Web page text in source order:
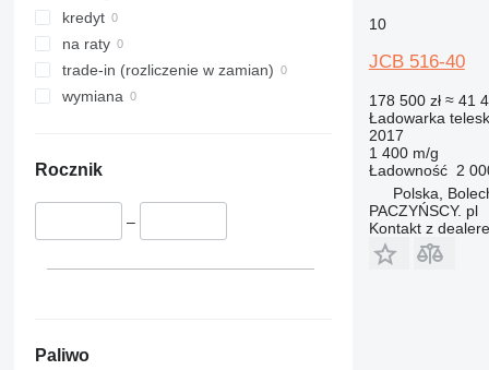
kredyt
na raty
trade-in (rozliczenie w zamian)
wymiana
Rocznik
–
Paliwo
10
JCB 516-40
178 500 zł ≈ 41
Ładowarka
2017
1 400 m/g
Ładowność 2
Polska,
PACZYŃSCY. pl
Kontakt z